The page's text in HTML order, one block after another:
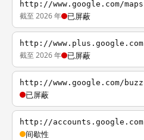
http://www.google.com/maps
截至 2026 年 已屏蔽
http://www.plus.google.com
截至 2026 年 已屏蔽
http://www.google.com/buzz
已屏蔽
http://accounts.google.com
间歇性